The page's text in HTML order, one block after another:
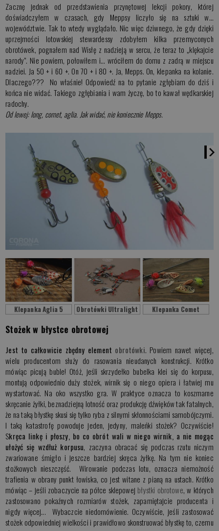
Zacznę jednak od przedstawienia przynętowej lekcji pokory, której
doświadczyłem w czasach, gdy Meppsy liczyło się na sztuki w…
województwie. Tak to wtedy wyglądało. Nic więc dziwnego, że gdy dzięki
uprzejmości lotowskiej stewardessy zdobyłem kilka przemyconych
obrotówek, pognałem nad Wisłę z nadzieją w sercu, że teraz to „klękajcie
narody”. Nie powiem, połowiłem i… wróciłem do domu z zadrą w miejscu
nadziei. Ja 50 + i 60 +. On 70 + i 80 +. Ja, Mepps. On, klepanka na kolanie.
Dlaczego??? No właśnie! Odpowiedź na to pytanie zgłębiam do dziś i
końca nie widać. Takiego zgłębiania i wam życzę, bo to kawał wędkarskiej
radochy.
Od lewej: long, comet, aglia. Jak widać, nie koniecznie Mepps.
Klepanka Aglia 5 Obrotówki Ultralight Klepanka Comet
Stożek w błystce obrotowej
Jest to całkowicie zbędny element obrotówki. Powiem nawet więcej,
wielu producentom służy do rasowania nieudanych konstrukcji. Krótko
mówiąc picują buble! Otóż, jeśli skrzydełko bubelka klei się do korpusu,
montują odpowiednio duży stożek, wirnik się o niego opiera i łatwiej mu
wystartować. Na oko wszystko gra. W praktyce oznacza to koszmarne
skręcanie żyłki, beznadziejną lotność oraz produkcję dźwięków tak fatalnych,
że na taką błystkę skusi się tylko ryba z silnymi skłonnościami samobójczymi.
I taką katastrofę powoduje jeden, jedyny, maleńki stożek? Oczywiście!
Skręca linkę i płoszy, bo co obrót wali w niego wirnik, a nie mogąc
ułożyć się wzdłuż korpusu, zaczyna obracać się podczas rzutu niczym
zwariowane śmigło i jeszcze bardziej skręca żyłkę. Na tym nie koniec
stożkowych nieszczęść. Wirowanie podczas lotu, oznacza niemożność
trafienia w obrany punkt łowiska, co jest witane z pianą na ustach. Krótko
mówiąc – jeśli zobaczycie na półce sklepowej błystki obrotowe, w których
zastosowano pokaźnych rozmiarów stożek, zapamiętajcie producenta i
nigdy więcej... Wybaczcie niedomówienie. Oczywiście, jeśli zastosować
stożek odpowiedniej wielkości i prawidłowo skonstruować błystkę to, czemu